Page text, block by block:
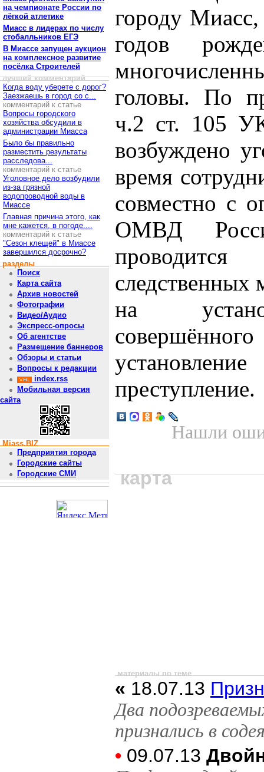
на чемпионате России по
лёгкой атлетике
Миасс в лидерах по числу
стобалльников ЕГЭ
В Миассе запущен аукцион
на комплексное развитие
посёлка Строителей
лучший комментарий
Когда воду уберете с дорог?
Заезжаешь в город со с...
комментарий к статье
Вопросы городского
хозяйства обсудили в
администрации Миасса
Было бы правильно
разместить результаты
расследова...
комментарий к статье
Уголовное дело возбудили
из-за грязной
водопроводной воды в
Миассе
Главная причина этого, как
мне кажется, в погоде....
комментарий к статье
"Сезон клещей" в Миассе
завершился досрочно?
разделы
Поиск
Карта сайта
Архив новостей
Фотографии
Видео/Аудио
Экспресс-опросы
Об агентстве
Размещение баннеров
Обзоры и статьи
Вопросы к редакции
index.rss
Мобильная версия
сайта
Miass.BIZ
Предприятия города
Городские сайты
Городские СМИ
городу Миасс,
годов
головы. По
ч.2 ст. 105
возбуждено
время
совместно с
ОМВД
следственных
на
преступление.
Нашли
карта
материалы по теме
« 18.07.13
Два
признались в
• 09.07.13